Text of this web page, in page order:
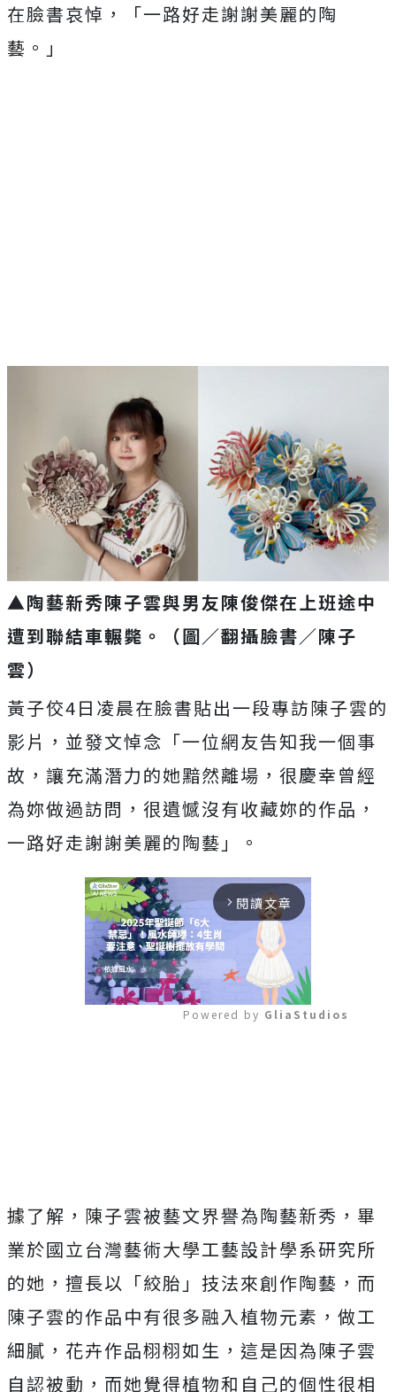
在臉書哀悼，「一路好走謝謝美麗的陶
藝。」
▲陶藝新秀陳子雲與男友陳俊傑在上班途中
遭到聯結車輾斃。
（圖／翻攝臉書／陳子
雲）
黃子佼4日凌晨在臉書貼出一段專訪陳子雲的
影片，並發文悼念「一位網友告知我一個事
故，讓充滿潛力的她黯然離場，很慶幸曾經
為妳做過訪問，很遺憾沒有收藏妳的作品，
一路好走謝謝美麗的陶藝」。
arrow_forward_ios 閱讀文章
Powered by GliaStudios
據了解，陳子雲被藝文界譽為陶藝新秀，畢
業於國立台灣藝術大學工藝設計學系研究所
的她，擅長以「絞胎」技法來創作陶藝，而
陳子雲的作品中有很多融入植物元素，做工
細膩，花卉作品栩栩如生，這是因為陳子雲
自認被動，而她覺得植物和自己的個性很相